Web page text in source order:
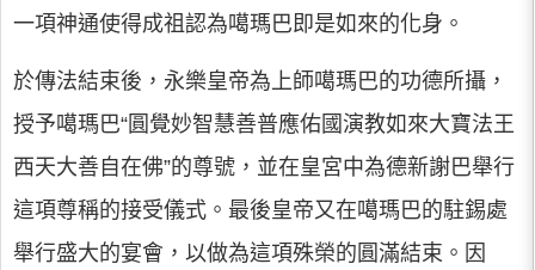
一項神通使得成祖認為噶瑪巴即是如來的化身。
於傳法結束後，永樂皇帝為上師噶瑪巴的功德所攝，
授予噶瑪巴“圓覺妙智慧善普應佑國演教如來大寶法王
西天大善自在佛”的尊號，並在皇宮中為德新謝巴舉行
這項尊稱的接受儀式。最後皇帝又在噶瑪巴的駐錫處
舉行盛大的宴會，以做為這項殊榮的圓滿結束。因